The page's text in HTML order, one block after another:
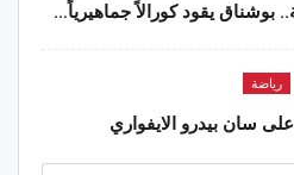
بوشناق يقود كورالاً جماهيرياً…
رياضة
سان بيدرو الايفواري